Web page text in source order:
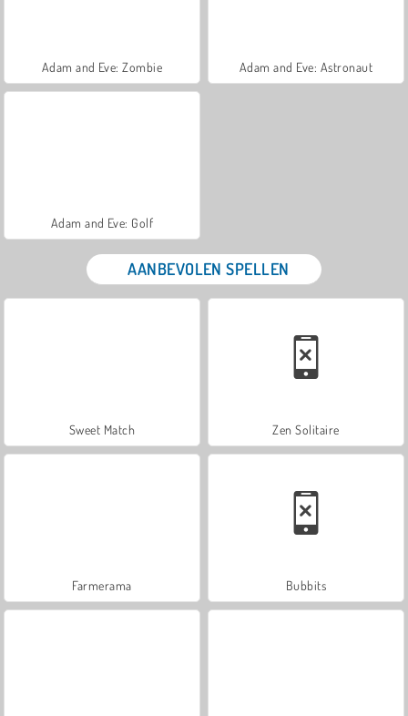
Adam and Eve: Zombie Adam and Eve: Astronaut
Adam and Eve: Golf
AANBEVOLEN SPELLEN
Sweet Match Zen Solitaire
Farmerama Bubbits